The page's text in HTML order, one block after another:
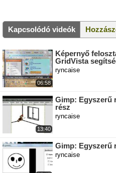
Kapcsolódó videók
06:58
Képernyő
GridVista
ryncaise
13:40
Gimp: Egyszerű
rész
ryncaise
Gimp: Egyszerű
ryncaise